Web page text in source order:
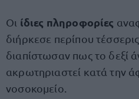
Οι ίδιες πληροφορίες
διήρκεσε περίπου
διαπίστωσαν πως το δεξί
ακρωτηριαστεί κατά την
νοσοκομείο.